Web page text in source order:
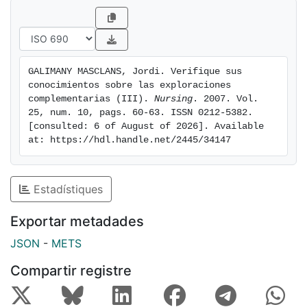
necesidades del paciente durante el proceso
diagnóstico. En nuestro entrenamiento para aprender
a identificar las imágenes es interesante ayudarse de
radiología y los médicos especialistas radiólogos,
visualizan continuamente exploraciones radiológicas y
nos pueden ayudar a aplicar los conocimientos y las
pautas de interpretación de imágenes radiológicas que
exponemos en esta serie.
GALIMANY MASCLANS, Jordi. Verifique sus
conocimientos sobre las exploraciones
complementarias (III). Nursing . 2007. Vol.
25, num. 10, pags. 60-63. ISSN 0212-5382.
[consulted: 6 of August of 2026]. Available
at: https://hdl.handle.net/2445/34147
Estadístiques
Exportar metadades
JSON - METS
Compartir registre